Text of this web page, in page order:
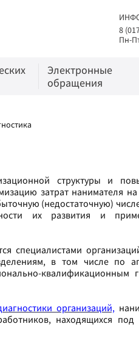
8
Пн-
Электронные
обращения
структуры и
затрат нанимателя
(недостаточную)
их развития и
специалистами
в том числе по
квалификационным
организаций,
находящихся под